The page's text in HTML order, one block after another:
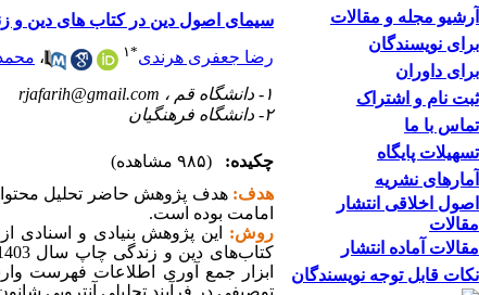
آرشیو مجله و مقالات
برای نویسندگان
برای داوران
ثبت نام و اشتراک
تماس با ما
تسهیلات پایگاه
آمارهای نشریه
اصول اخلاقی انتشار
مقالات
مقالات آماده انتشار
نکات قابل توجه نویسندگان
سیمای اصول دین در کتاب های دین و
رضا جعفری هرندی*۱ ،
۱- دانشگاه قم ،
rjafarih@gmail.com
۲- دانشگاه فرهنگیان
چکیده:
(۹۸۵ مشاهده)
هدف: هدف پژوهش حاضر تحلیل
امامت بوده است.
روش:
این پژوهش بنیادی و اسنادی
کتاب‌های دین و زندگی چاپ سال 1403 دوره دوم متوسطه بوده که به روش نمونه
ابزار جمع آوری اطلاعات فهرست
توصیفی در فرآیند تحلیلی آنتروپی